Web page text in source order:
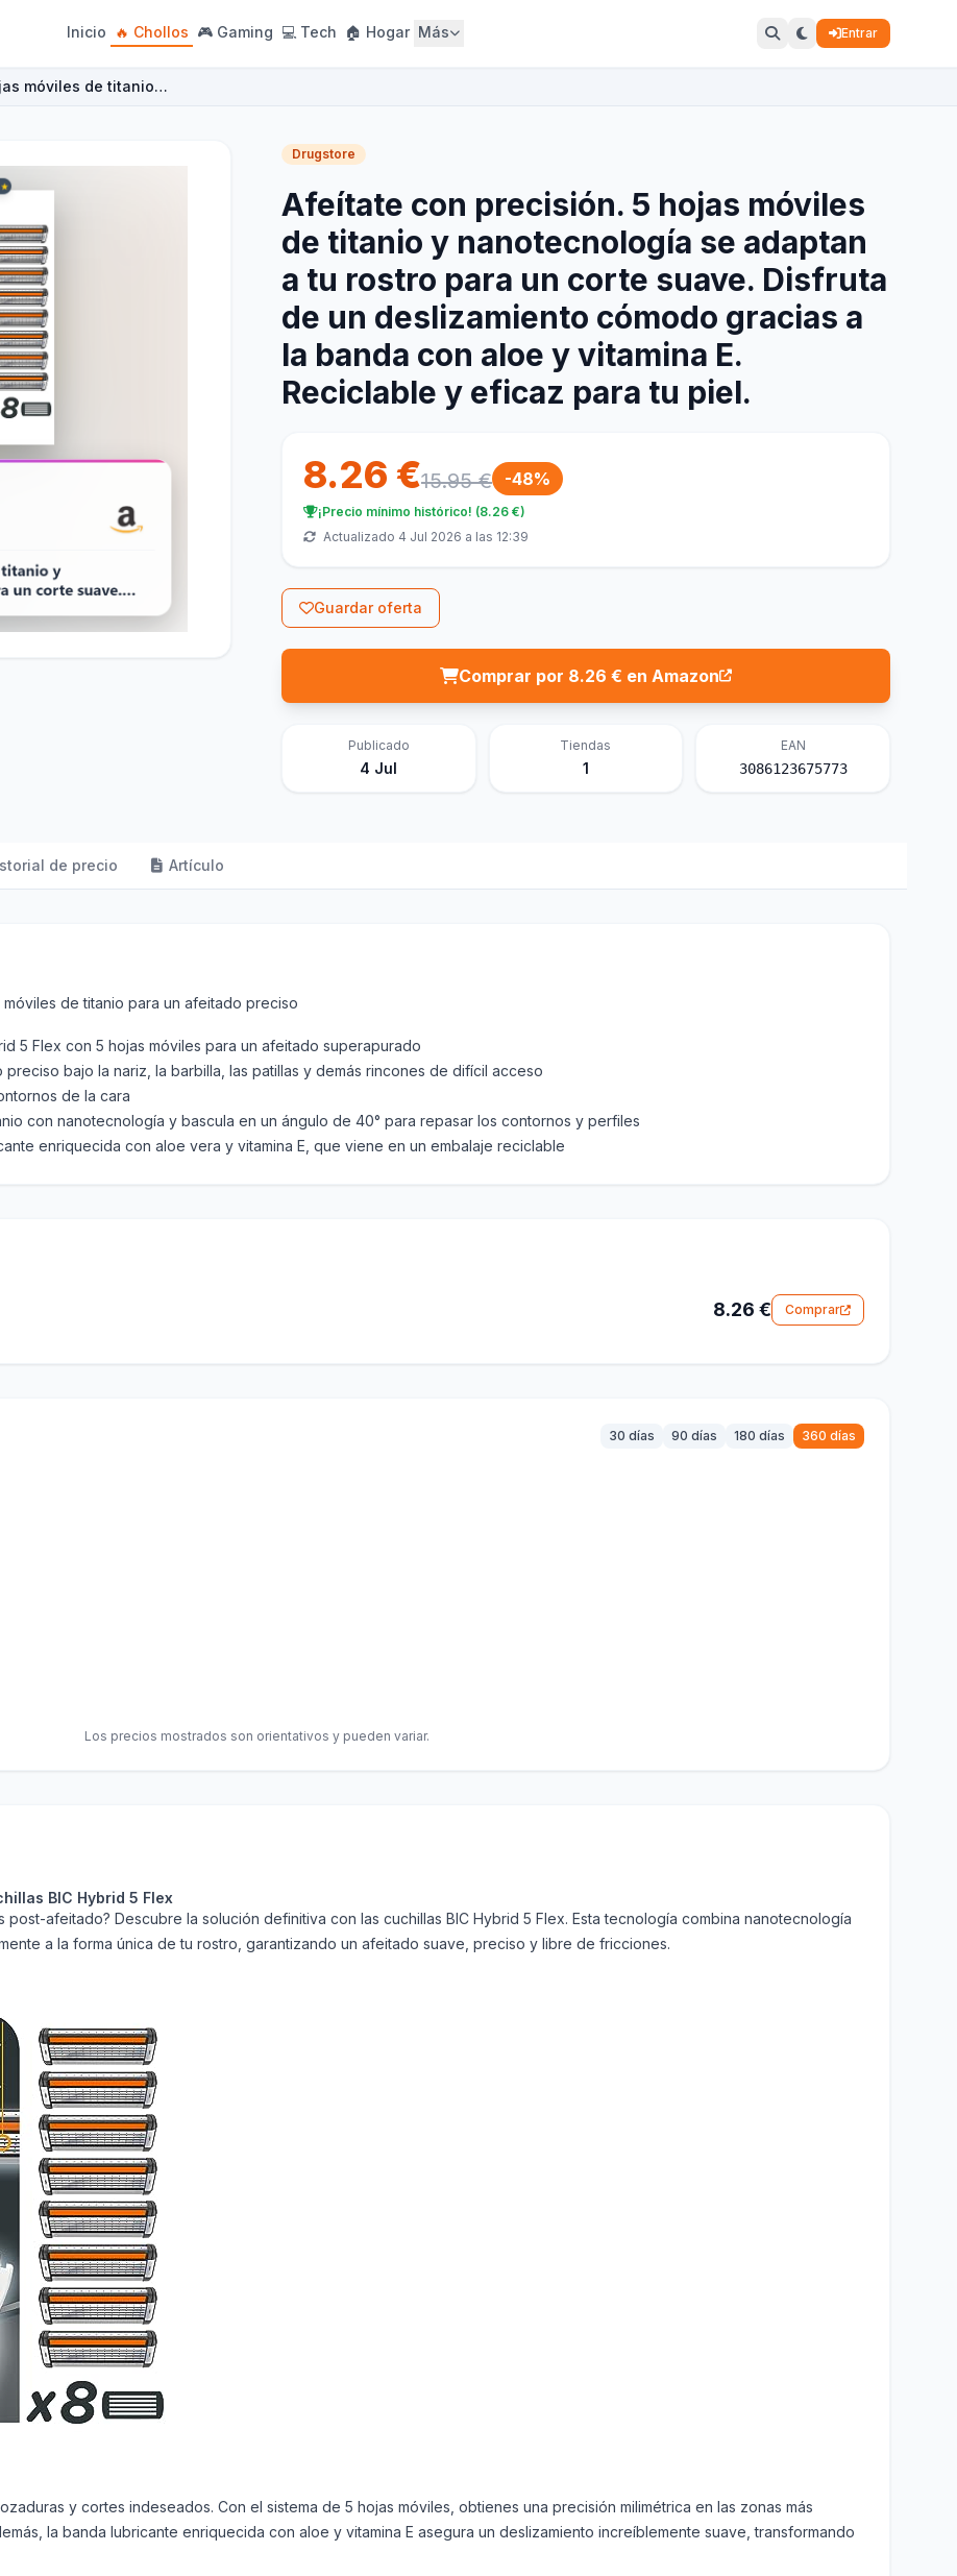
Inicio 🔥 Chollos 🎮 Gaming 💻 Tech 🏠 Hogar Más Entrar
móviles de titanio…
Drugstore
Afeítate con precisión. 5 hojas móviles
de titanio y nanotecnología se adaptan
a tu rostro para un corte suave. Disfruta
de un deslizamiento cómodo gracias a
la banda con aloe y vitamina E.
Reciclable y eficaz para tu piel.
8.26 €15.95 € -48%
¡Precio mínimo histórico! (8.26 €)
Actualizado 4 Jul 2026 a las 12:39
Guardar oferta
Comprar por 8.26 € en Amazon
Publicado
4 Jul
Tiendas
1
EAN
3086123675773
de precio Artículo
de titanio para un afeitado preciso
5 Flex con 5 hojas móviles para un afeitado superapurado
bajo la nariz, la barbilla, las patillas y demás rincones de difícil acceso
de la cara
con nanotecnología y bascula en un ángulo de 40° para repasar los contornos y perfiles
enriquecida con aloe vera y vitamina E, que viene en un embalaje reciclable
8.26 € Comprar
30 días 90 días 180 días 360 días
Los precios mostrados son orientativos y pueden variar.
BIC Hybrid 5 Flex
afeitado? Descubre la solución definitiva con las cuchillas BIC Hybrid 5 Flex. Esta tecnología combina nanotecnología
a la forma única de tu rostro, garantizando un afeitado suave, preciso y libre de fricciones.
y cortes indeseados. Con el sistema de 5 hojas móviles, obtienes una precisión milimétrica en las zonas más
la banda lubricante enriquecida con aloe y vitamina E asegura un deslizamiento increíblemente suave, transformando